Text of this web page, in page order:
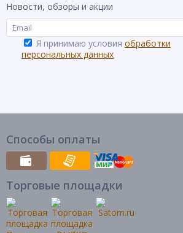
Новости, обзоры и акции
Я принимаю условия обработки
персональных данных
Способы оплаты
Торговые площадки